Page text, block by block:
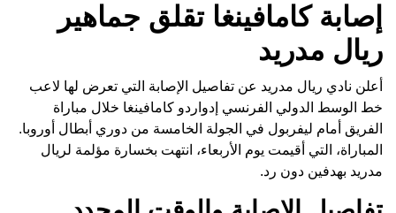
إصابة كامافينغا تقلق جماهير
ريال مدريد
أعلن نادي ريال مدريد عن تفاصيل الإصابة التي تعرض لها لاعب
خط الوسط الدولي الفرنسي إدواردو كامافينغا خلال مباراة
الفريق أمام ليفربول في الجولة الخامسة من دوري أبطال أوروبا.
المباراة، التي أقيمت يوم الأربعاء، انتهت بخسارة مؤلمة لريال
مدريد بهدفين دون رد.